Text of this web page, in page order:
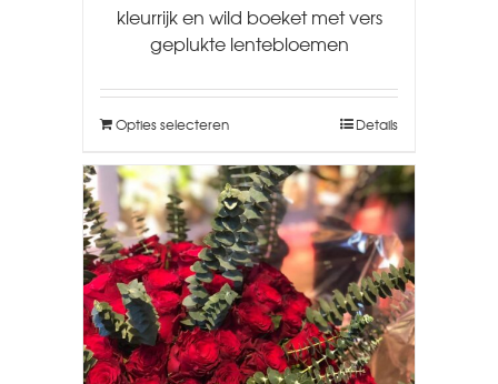
kleurrijk en wild boeket met vers
geplukte lentebloemen
Opties selecteren Details